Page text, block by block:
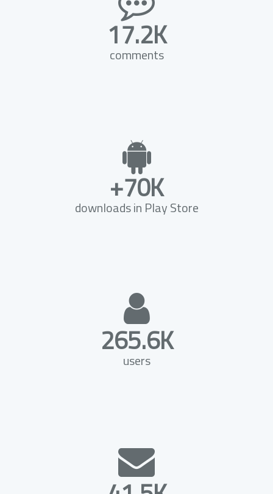
17.2K
comments
+70K
downloads in Play Store
265.6K
users